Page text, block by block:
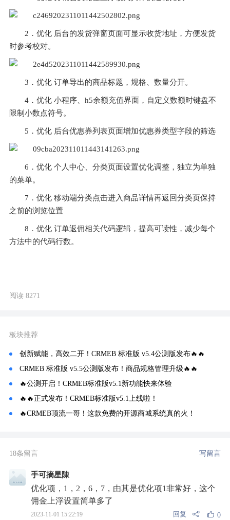
2．优化 后台的发货弹窗页面可显示收货地址，方便发货
时参考校对。
3．优化 订单导出的商品标题，规格、数量分开。
4．优化 小程序、h5余额充值界面，自定义数额时键盘不
限制小数点符号。
5．优化 后台优惠券列表页面增加优惠券类型字段的筛选
6．优化 个人中心、分类页面设置优化调整，独立为单独
的菜单。
7．优化 移动端分类点击进入商品详情再返回分类页保持
之前的浏览位置
8．优化 订单返佣相关代码逻辑，提高可读性，减少每个
方法中的代码行数。
阅读 8271
板块推荐
创新赋能，高效二开！CRMEB 标准版 v5.4公测版发布🔥🔥
CRMEB 标准版 v5.5公测版发布！商品规格管理升级🔥🔥
🔥公测开启！CRMEB标准版v5.1新功能快来体验
🔥🔥正式发布！CRMEB标准版v5.1上线啦！
🔥CRMEB顶流一哥！这款免费的开源商城系统真的火！
18条留言 写留言
手可摘星陳
优化项，1，2，6，7，由其是优化项1非常好，这个
佣金上浮设置简单多了
2023-11-01 15:22:19 回复 0